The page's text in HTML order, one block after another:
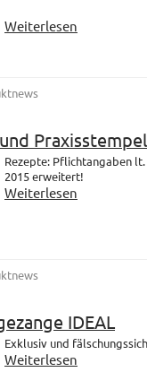
Weiterlesen
Praxisstempel
Rezepte: Pflichtangaben
2015 erweitert!
Weiterlesen
IDEAL
Exklusiv und
Weiterlesen